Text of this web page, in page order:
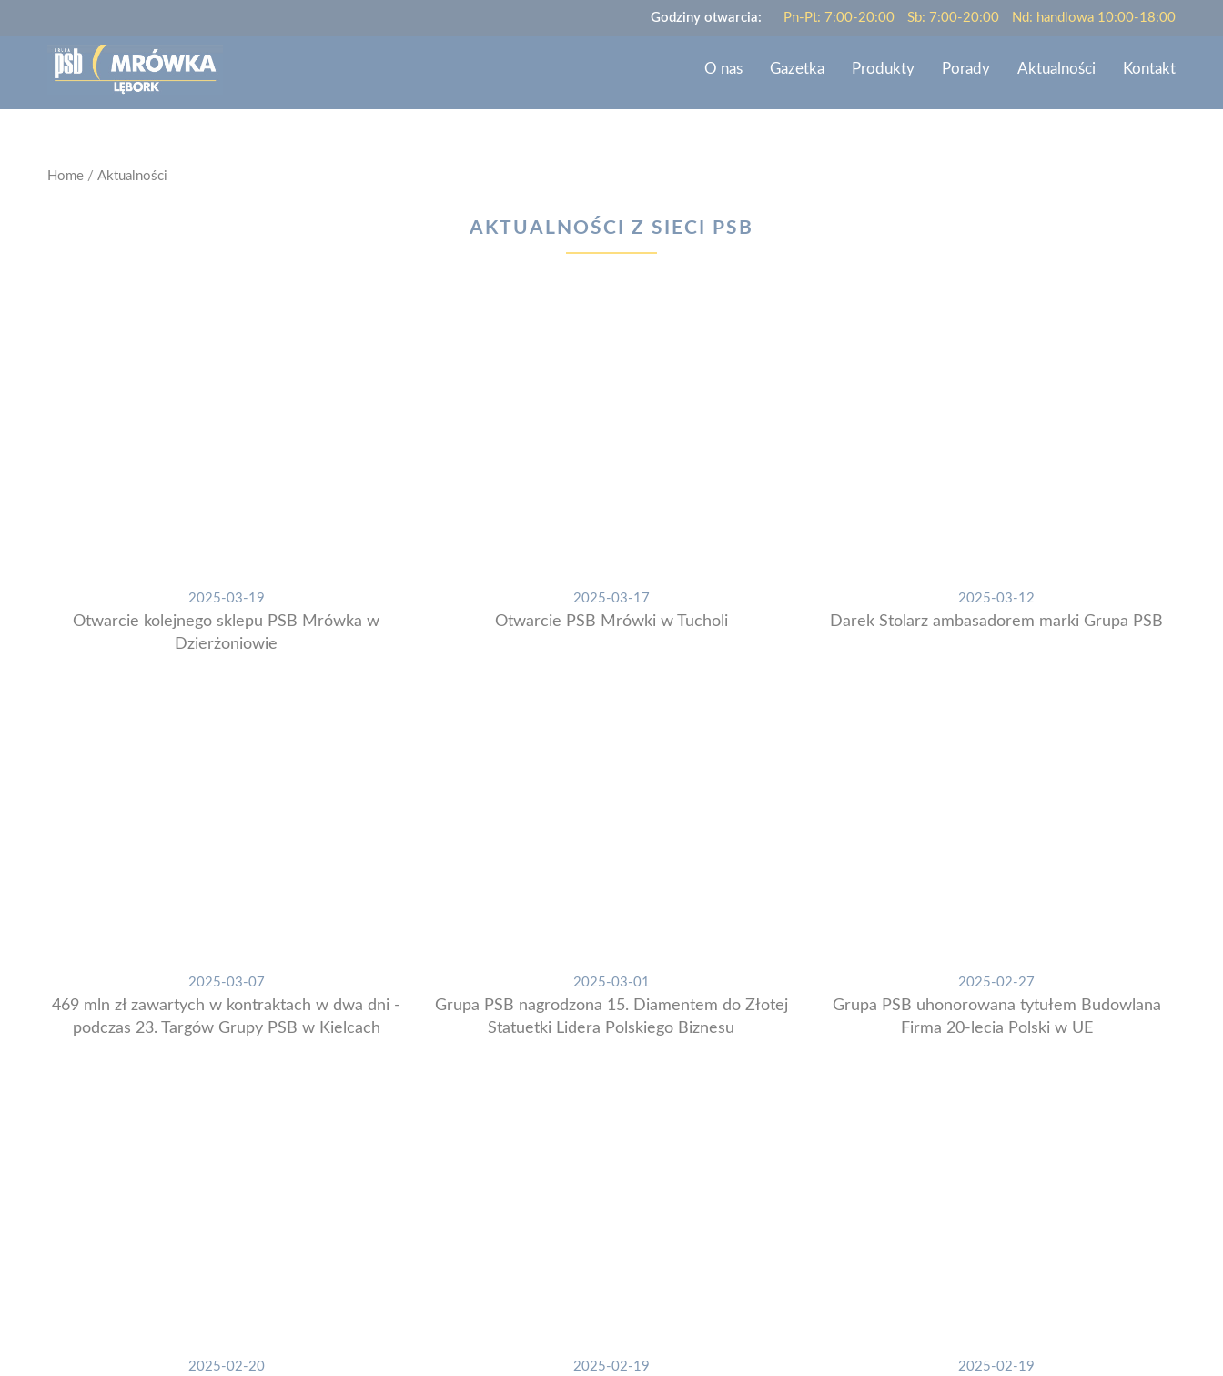
Godziny otwarcia: Pn-Pt: 7:00-20:00 Sb: 7:00-20:00 Nd: handlowa 10:00-18:00
O nas Gazetka Produkty Porady Aktualności Kontakt
Home / Aktualności
AKTUALNOŚCI Z SIECI PSB
2025-03-19
Otwarcie kolejnego sklepu PSB Mrówka w
Dzierżoniowie
2025-03-17
Otwarcie PSB Mrówki w Tucholi
2025-03-12
Darek Stolarz ambasadorem marki Grupa PSB
2025-03-07
469 mln zł zawartych w kontraktach w dwa dni -
podczas 23. Targów Grupy PSB w Kielcach
2025-03-01
Grupa PSB nagrodzona 15. Diamentem do Złotej
Statuetki Lidera Polskiego Biznesu
2025-02-27
Grupa PSB uhonorowana tytułem Budowlana
Firma 20-lecia Polski w UE
2025-02-20 2025-02-19 2025-02-19